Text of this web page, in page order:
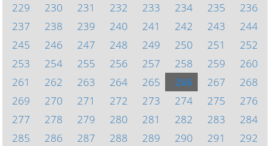
229
230 231 232 233 234 235
236
237
238 239 240 241 242 243
244
245
246 247 248 249 250 251
252
253
254 255 256 257 258 259
260
261
262 263 264 265 266 267
268
269
270 271 272 273 274 275
276
277
278 279 280 281 282 283
284
285
286 287 288 289 290 291
292